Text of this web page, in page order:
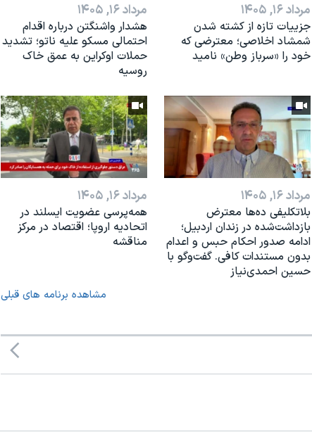
مرداد ۱۶, ۱۴۰۵
جزییات تازه از کشته شدن
شمشاد اخلاصی؛ معترضی که
خود را «سرباز وطن» نامید
مرداد ۱۶, ۱۴۰۵
هشدار واشنگتن درباره اقدام
احتمالی مسکو علیه ناتو؛ تشدید
حملات اوکراین به عمق خاک
روسیه
مرداد ۱۶, ۱۴۰۵
بلاتکلیفی ده‌ها معترض
بازداشت‌شده در زندان اردبیل؛
ادامه صدور احکام حبس و اعدام
بدون مستندات کافی. گفت‌وگو با
حسین احمدی‌نیاز
مرداد ۱۶, ۱۴۰۵
همه‌پرسی عضویت ایسلند در
اتحادیه اروپا؛ اقتصاد در مرکز
مناقشه
مشاهده برنامه های قبلی